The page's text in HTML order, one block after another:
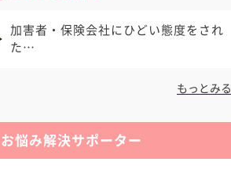
加害者・保険会社にひどい態度をされ
た…
もっとみる
お悩み解決サポーター